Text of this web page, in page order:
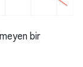
bir